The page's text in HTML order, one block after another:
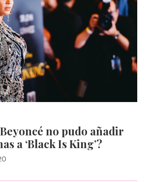
no pudo añadir
a ‘Black Is King’?